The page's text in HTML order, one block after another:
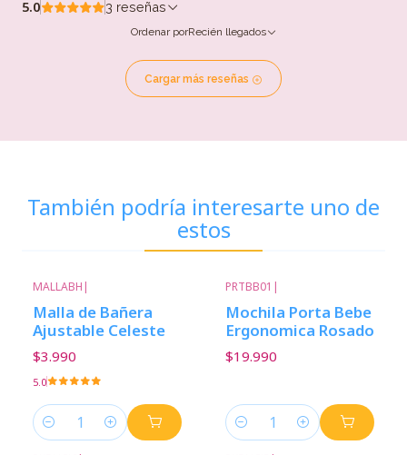
5.0 3 reseñas
Ordenar porRecién llegados
Cargar más reseñas
También podría interesarte uno de
estos
MALLABH |
Malla de Bañera
Ajustable Celeste
$3.990
5.0
Cantidad
PRTBB01 |
Mochila Porta Bebe
Ergonomica Rosado
$19.990
Cantidad